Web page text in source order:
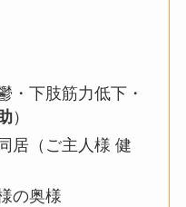
・下肢筋力低下・
）
居（ご主人様 健
の奥様